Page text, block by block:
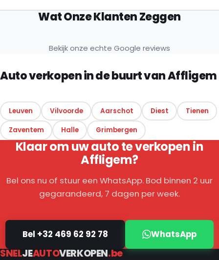
Wat Onze Klanten Zeggen
Bekijk onze echte Google reviews
Auto verkopen in de buurt van Affligem
Leuven Vilvoorde Aarschot Diest Tienen
Zaventem Halle Grimbergen
Klaar om uw auto te verkopen in
Affligem?
Bel ons nu of stuur een WhatsApp. Bod binnen 2 uur
gegarandeerd, 7 dagen per week.
Bel +32 469 62 92 78 WhatsApp
SNELJEAUTOVERKOPEN.be